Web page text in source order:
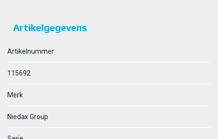
Artikelgegevens
Artikelnummer
115692
Merk
Niedax Group